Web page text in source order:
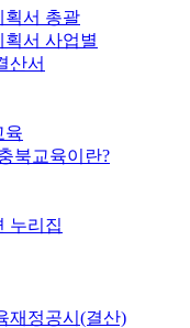
획서 총괄
서 사업별
산서
육
북교육이란?
누리집
재정공시(결산)